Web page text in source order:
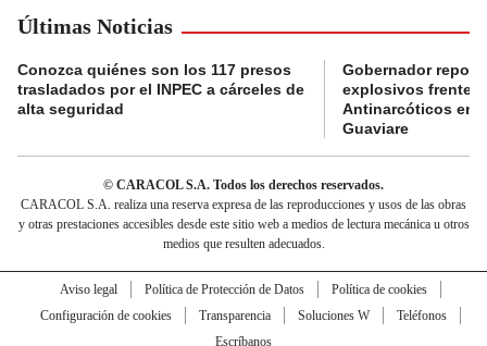
Últimas Noticias
Conozca quiénes son los 117 presos
trasladados por el INPEC a cárceles de
alta seguridad
Gobernador
explosivos frente a
Antinarcóticos en
Guaviare
© CARACOL S.A. Todos los derechos reservados.
CARACOL S.A. realiza una reserva expresa de las reproducciones y usos de las obras
y otras prestaciones accesibles desde este sitio web a medios de lectura mecánica u otros
medios que resulten adecuados.
Aviso legal Política de Protección de Datos
Política de cookies
Configuración de cookies
Transparencia Soluciones W
Teléfonos
Escríbanos